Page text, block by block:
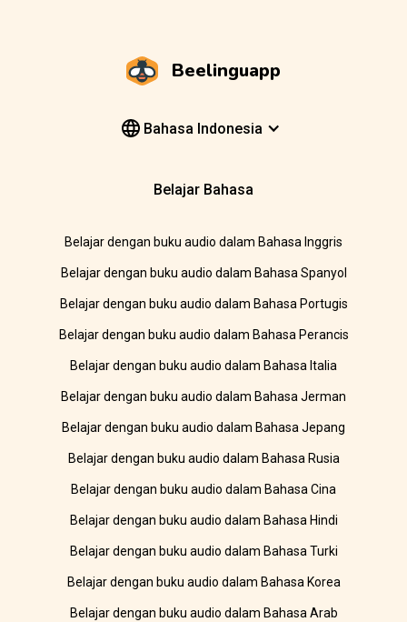
Beelinguapp
Bahasa Indonesia
Belajar Bahasa
Belajar dengan buku audio dalam Bahasa Inggris
Belajar dengan buku audio dalam Bahasa Spanyol
Belajar dengan buku audio dalam Bahasa Portugis
Belajar dengan buku audio dalam Bahasa Perancis
Belajar dengan buku audio dalam Bahasa Italia
Belajar dengan buku audio dalam Bahasa Jerman
Belajar dengan buku audio dalam Bahasa Jepang
Belajar dengan buku audio dalam Bahasa Rusia
Belajar dengan buku audio dalam Bahasa Cina
Belajar dengan buku audio dalam Bahasa Hindi
Belajar dengan buku audio dalam Bahasa Turki
Belajar dengan buku audio dalam Bahasa Korea
Belajar dengan buku audio dalam Bahasa Arab